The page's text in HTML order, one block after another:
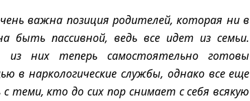
важна позиция родителей, которая ни в
быть пассивной, ведь все идет из семьи.
них теперь самостоятельно готовы
в наркологические службы, однако все еще
теми, кто до сих пор снимает с себя всякую